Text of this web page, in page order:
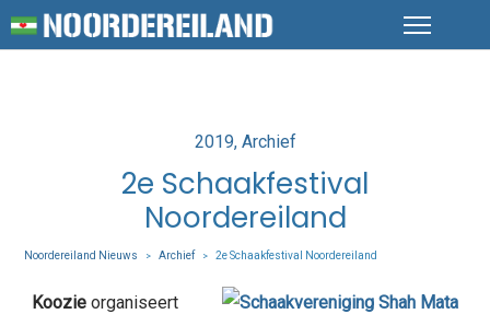
Posted
in
2019 Archief
2e Schaakfestival
Noordereiland
Noordereiland Nieuws > Archief > 2e Schaakfestival Noordereiland
Koozie organiseert